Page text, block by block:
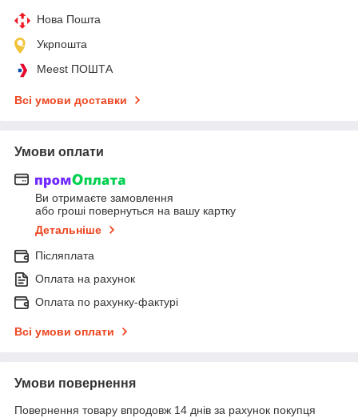
Нова Пошта
Укрпошта
Meest ПОШТА
Всі умови доставки
Умови оплати
Ви отримаєте замовлення
або гроші повернуться на вашу картку
Детальніше
Післяплата
Оплата на рахунок
Оплата по рахунку-фактурі
Всі умови оплати
Умови повернення
Повернення товару впродовж 14 днів за рахунок покупця